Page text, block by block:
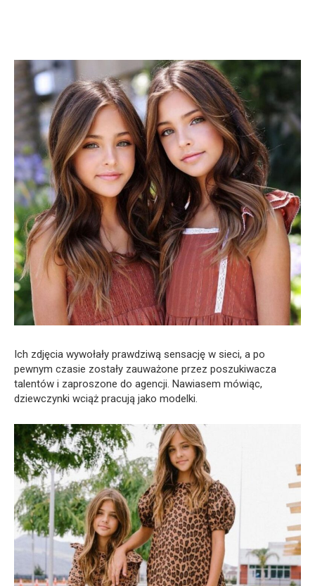
Ich zdjęcia wywołały prawdziwą sensację w sieci, a po
pewnym czasie zostały zauważone przez poszukiwacza
talentów i zaproszone do agencji. Nawiasem mówiąc,
dziewczynki wciąż pracują jako modelki.